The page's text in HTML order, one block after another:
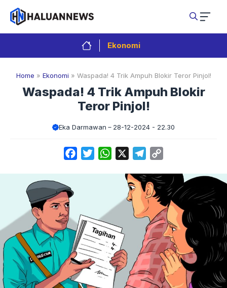
Langsung
isi
Ekonomi
Home » Ekonomi » Waspada! 4 Trik Ampuh Blokir Teror Pinjol!
Waspada! 4 Trik Ampuh Blokir
Teror Pinjol!
Eka Darmawan 28-12-2024 - 22.30
FacebookTwitterWhatsApp Telegram